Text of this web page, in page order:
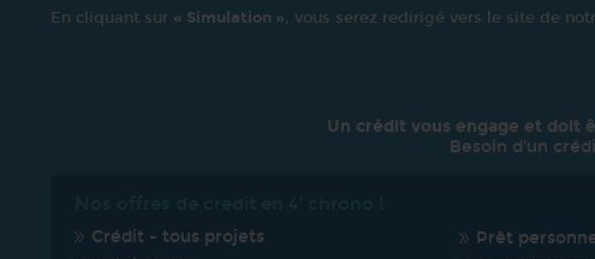
En cliquant sur « Simulation », vous serez redirigé vers le site de
Un crédit vous engage et doit
Besoin d'un
Crédit - tous projets
Prêt